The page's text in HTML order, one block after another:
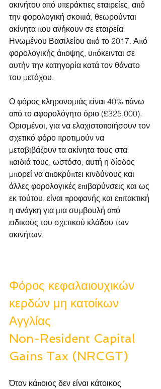
ακινήτου από υπεράκτιες εταιρείες, από
την φορολογική σκοπιά, θεωρούνται
ακίνητα που ανήκουν σε εταιρεία
Ηνωμένου Βασιλείου από το 2017. Από
φορολογικής άποψης, υπόκεινται σε
αυτήν την κατηγορία κατά τον θάνατο
του μετόχου.
Ο φόρος κληρονομιάς είναι 40% πάνω
από το αφορολόγητο όριο (£325,000).
Ορισμένοι, για να ελαχιστοποιήσουν τον
σχετικό φόρο προτιμούν να
μεταβιβάζουν τα ακίνητα τους στα
παιδιά τους, ωστόσο, αυτή η δίοδος
μπορεί να αποκρύπτει κινδύνους και
άλλες φορολογικές επιβαρύνσεις και ως
εκ τούτου, είναι προφανής και επιτακτική
η ανάγκη για μια συμβουλή από
ειδικούς του σχετικού κλάδου των
ακινήτων.
Φόρος κεφαλαιουχικών
κερδών μη κατοίκων
Αγγλίας
Non-Resident Capital
Gains Tax (NRCGT)
Όταν κάποιος δεν είναι κάτοικος